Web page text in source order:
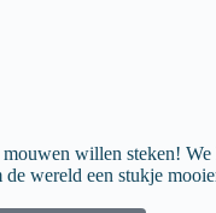
willen steken! We
wereld een stukje